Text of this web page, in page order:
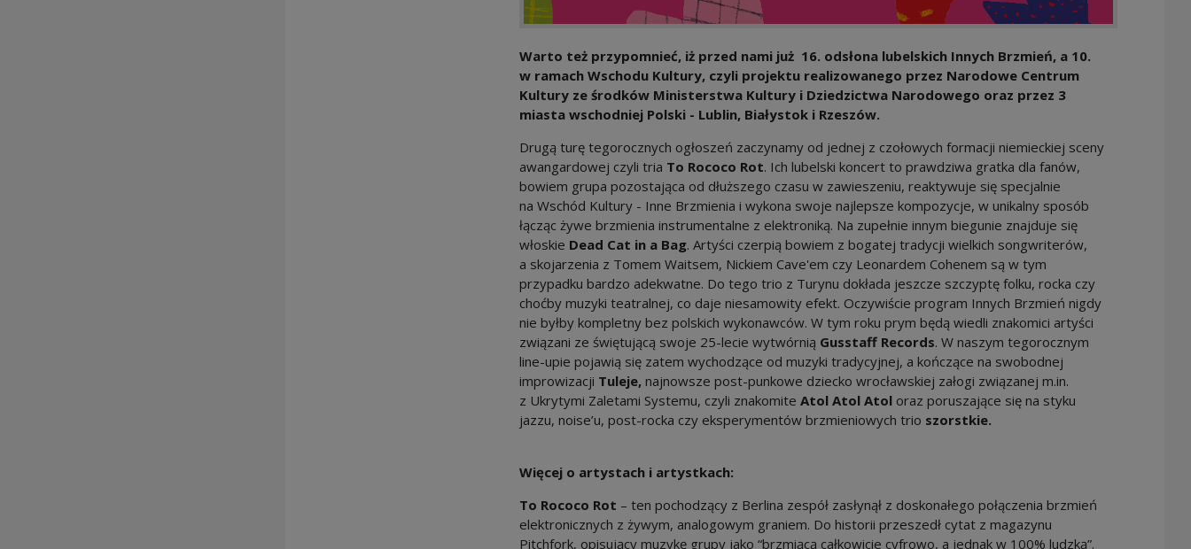
Warto też przypomnieć, iż przed nami już 16. odsłona lubelskich Innych Brzmień, a 10.
w ramach Wschodu Kultury, czyli projektu realizowanego przez Narodowe Centrum
Kultury ze środków Ministerstwa Kultury i Dziedzictwa Narodowego oraz przez 3
miasta wschodniej Polski - Lublin, Białystok i Rzeszów.
Drugą turę tegorocznych ogłoszeń zaczynamy od jednej z czołowych formacji niemieckiej sceny
awangardowej czyli tria To Rococo Rot. Ich lubelski koncert to prawdziwa gratka dla fanów,
bowiem grupa pozostająca od dłuższego czasu w zawieszeniu, reaktywuje się specjalnie
na Wschód Kultury - Inne Brzmienia i wykona swoje najlepsze kompozycje, w unikalny sposób
łącząc żywe brzmienia instrumentalne z elektroniką. Na zupełnie innym biegunie znajduje się
włoskie Dead Cat in a Bag. Artyści czerpią bowiem z bogatej tradycji wielkich songwriterów,
a skojarzenia z Tomem Waitsem, Nickiem Cave'em czy Leonardem Cohenem są w tym
przypadku bardzo adekwatne. Do tego trio z Turynu dokłada jeszcze szczyptę folku, rocka czy
choćby muzyki teatralnej, co daje niesamowity efekt. Oczywiście program Innych Brzmień nigdy
nie byłby kompletny bez polskich wykonawców. W tym roku prym będą wiedli znakomici artyści
związani ze świętującą swoje 25-lecie wytwórnią Gusstaff Records. W naszym tegorocznym
line-upie pojawią się zatem wychodzące od muzyki tradycyjnej, a kończące na swobodnej
improwizacji Tuleje, najnowsze post-punkowe dziecko wrocławskiej załogi związanej m.in.
z Ukrytymi Zaletami Systemu, czyli znakomite Atol Atol Atol oraz poruszające się na styku
jazzu, noise’u, post-rocka czy eksperymentów brzmieniowych trio szorstkie.
Więcej o artystach i artystkach:
To Rococo Rot – ten pochodzący z Berlina zespół zasłynął z doskonałego połączenia brzmień
elektronicznych z żywym, analogowym graniem. Do historii przeszedł cytat z magazynu
Pitchfork, opisujący muzykę grupy jako “brzmiącą całkowicie cyfrowo, a jednak w 100% ludzką”.